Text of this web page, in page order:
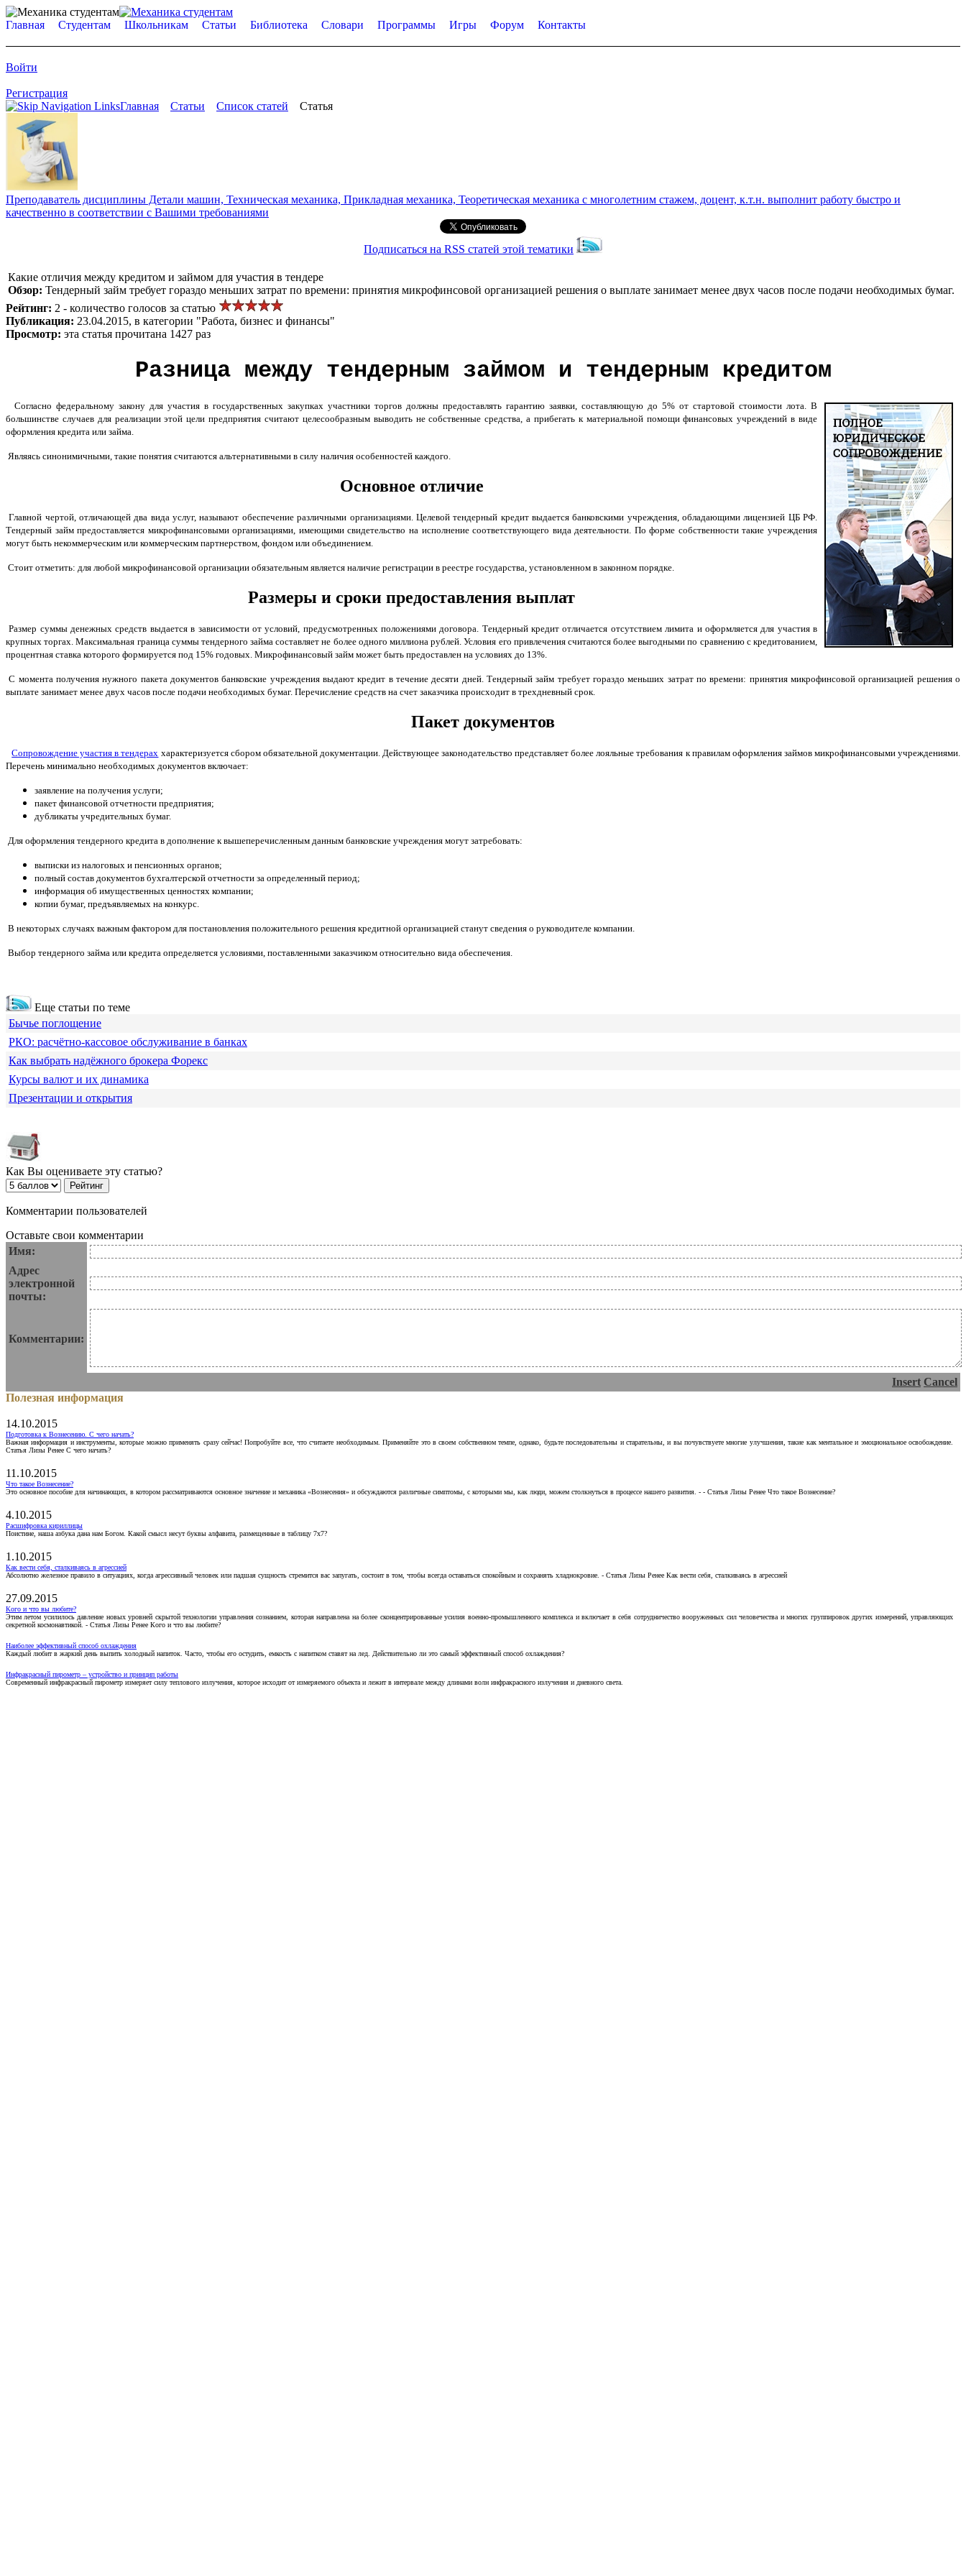
Главная Студентам Школьникам Статьи Библиотека Словари Программы Игры Форум Контакты
Войти
Регистрация
Главная
Статьи Список статей Статья
Преподаватель дисциплины Детали машин, Техническая механика, Прикладная механика, Теоретическая механика с многолетним стажем, доцент, к.т.н. выполнит работу быстро и
качественно в соответствии с Вашими требованиями
Подписаться на RSS статей этой тематики
Какие отличия между кредитом и займом для участия в тендере
Обзор: Тендерный займ требует гораздо меньших затрат по времени: принятия микрофинсовой организацией решения о выплате занимает менее двух часов после подачи необходимых бумаг.
Рейтинг: 2 - количество голосов за статью
Публикация: 23.04.2015, в категории "Работа, бизнес и финансы"
Просмотр: эта статья прочитана 1427 раз
Разница между тендерным займом и тендерным кредитом
Согласно федеральному закону для участия в государственных закупках участники торгов должны предоставлять гарантию заявки, составляющую до 5% от стартовой стоимости лота. В
большинстве случаев для реализации этой цели предприятия считают целесообразным выводить не собственные средства, а прибегать к материальной помощи финансовых учреждений в виде
оформления кредита или займа.
Являясь синонимичными, такие понятия считаются альтернативными в силу наличия особенностей каждого.
Основное отличие
Главной чертой, отличающей два вида услуг, называют обеспечение различными организациями. Целевой тендерный кредит выдается банковскими учреждения, обладающими лицензией ЦБ РФ.
Тендерный займ предоставляется микрофинансовыми организациями, имеющими свидетельство на исполнение соответствующего вида деятельности. По форме собственности такие учреждения
могут быть некоммерческим или коммерческим партнерством, фондом или объединением.
Стоит отметить: для любой микрофинансовой организации обязательным является наличие регистрации в реестре государства, установленном в законном порядке.
Размеры и сроки предоставления выплат
Размер суммы денежных средств выдается в зависимости от условий, предусмотренных положениями договора. Тендерный кредит отличается отсутствием лимита и оформляется для участия в
крупных торгах. Максимальная граница суммы тендерного займа составляет не более одного миллиона рублей. Условия его привлечения считаются более выгодными по сравнению с кредитованием,
процентная ставка которого формируется под 15% годовых. Микрофинансовый займ может быть предоставлен на условиях до 13%.
С момента получения нужного пакета документов банковские учреждения выдают кредит в течение десяти дней. Тендерный займ требует гораздо меньших затрат по времени: принятия микрофинсовой организацией решения о
выплате занимает менее двух часов после подачи необходимых бумаг. Перечисление средств на счет заказчика происходит в трехдневный срок.
Пакет документов
Сопровождение участия в тендерах характеризуется сбором обязательной документации. Действующее законодательство представляет более лояльные требования к правилам оформления займов микрофинансовыми учреждениями.
Перечень минимально необходимых документов включает:
заявление на получения услуги;
пакет финансовой отчетности предприятия;
дубликаты учредительных бумаг.
Для оформления тендерного кредита в дополнение к вышеперечисленным данным банковские учреждения могут затребовать:
выписки из налоговых и пенсионных органов;
полный состав документов бухгалтерской отчетности за определенный период;
информация об имущественных ценностях компании;
копии бумаг, предъявляемых на конкурс.
В некоторых случаях важным фактором для постановления положительного решения кредитной организацией станут сведения о руководителе компании.
Выбор тендерного займа или кредита определяется условиями, поставленными заказчиком относительно вида обеспечения.
Еще статьи по теме
Бычье поглощение
РКО: расчётно-кассовое обслуживание в банках
Как выбрать надёжного брокера Форекс
Курсы валют и их динамика
Презентации и открытия
Как Вы оцениваете эту статью?
Комментарии пользователей
Оставьте свои комментарии
Имя:
Адрес
электронной
почты:
Комментарии:
Insert Cancel
Полезная информация
14.10.2015
Подготовка к Вознесению. С чего начать?
Важная информация и инструменты, которые можно применять сразу сейчас! Попробуйте все, что считаете необходимым. Применяйте это в своем собственном темпе, однако, будьте последовательны и старательны, и вы почувствуете многие улучшения, такие как ментальное и эмоциональное освобождение.
Статья Лизы Ренее С чего начать?
11.10.2015
Что такое Вознесение?
Это основное пособие для начинающих, в котором рассматриваются основное значение и механика «Вознесения» и обсуждаются различные симптомы, с которыми мы, как люди, можем столкнуться в процессе нашего развития. - - Статья Лизы Ренее Что такое Вознесение?
4.10.2015
Расшифровка кириллицы
Поистине, наша азбука дана нам Богом. Какой смысл несут буквы алфавита, размещенные в таблицу 7х7?
1.10.2015
Как вести себя, сталкиваясь в агрессией
Абсолютно железное правило в ситуациях, когда агрессивный человек или падшая сущность стремится вас запугать, состоит в том, чтобы всегда оставаться спокойным и сохранять хладнокровие. - Статья Лизы Ренее Как вести себя, сталкиваясь в агрессией
27.09.2015
Кого и что вы любите?
Этим летом усилилось давление новых уровней скрытой технологии управления сознанием, которая направлена на более сконцентрированные усилия военно-промышленного комплекса и включает в себя сотрудничество вооруженных сил человечества и многих группировок других измерений, управляющих
секретной космонавтикой. - Статья Лизы Ренее Кого и что вы любите?
Наиболее эффективный способ охлаждения
Каждый любит в жаркий день выпить холодный напиток. Часто, чтобы его остудить, емкость с напитком ставят на лед. Действительно ли это самый эффективный способ охлаждения?
Инфракрасный пирометр – устройство и принцип работы
Современный инфракрасный пирометр измеряет силу теплового излучения, которое исходит от измеряемого объекта и лежит в интервале между длинами волн инфракрасного излучения и дневного света.